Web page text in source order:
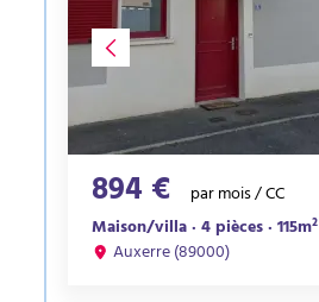
894 €
par mois / CC
Maison/villa · 4 pièces · 115m²
Auxerre (89000)